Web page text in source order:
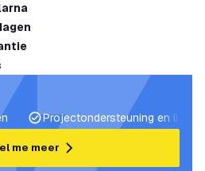
Projectondersteuning en
me meer